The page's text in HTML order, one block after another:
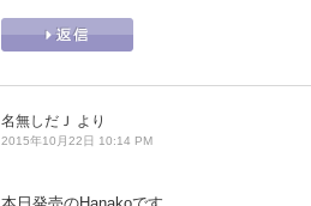
名無しだＪ より
2015年10月22日 10:14 PM